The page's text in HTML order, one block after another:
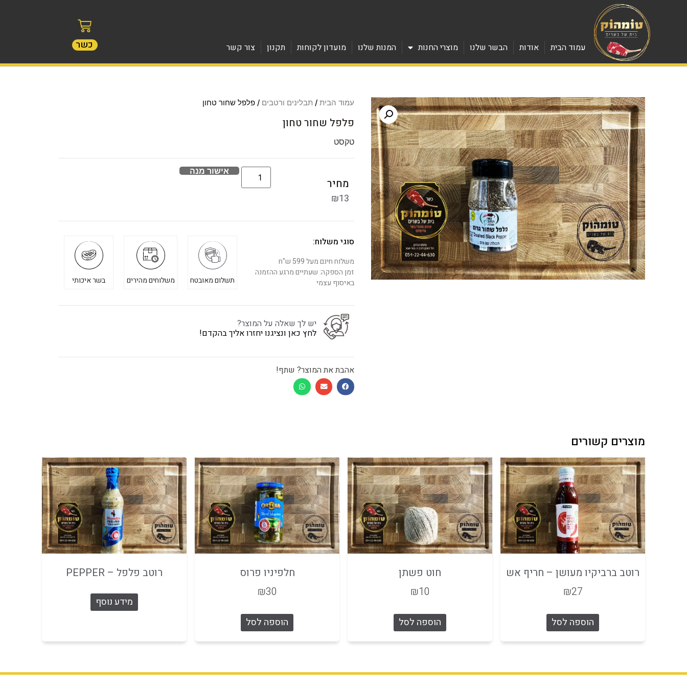
עמוד הבית אודות הבשר שלנו מוצרי החנות המנות שלנו מועדון לקוחות תקנון צור קשר כשר
עמוד הבית/ תבלינים ורטבים / פלפל שחור טחון
פלפל שחור טחון
טקסט
מחיר
₪13
אישור מנה
סוגי משלוח:
משלוח חינם מעל 599 ש"ח
זמן הספקה: שעתיים מרגע ההזמנה
באיסוף עצמי
תשלום מאובטח משלוחים מהירים בשר איכותי
יש לך שאלה על המוצר?
לחץ כאן ונציגנו יחזרו אליך בהקדם!
אהבת את המוצר? שתף!
מוצרים קשורים
רוטב ברביקיו מעושן – חריף אש
₪27
הוספה לסל
חוט פשתן
₪10
הוספה לסל
חלפיניו פרוס
₪30
הוספה לסל
רוטב פלפל – PEPPER
מידע נוסף